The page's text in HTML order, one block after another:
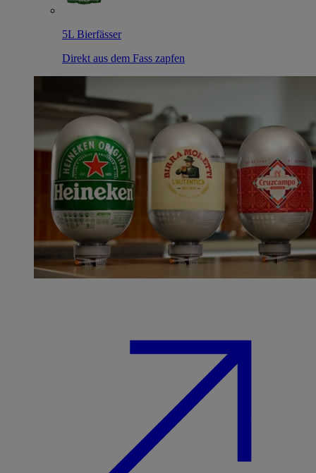
5L Bierfässer
Direkt aus dem Fass zapfen